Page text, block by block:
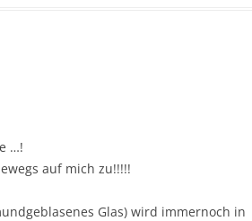
…!
auf mich zu!!!!!
Glas) wird immernoch in